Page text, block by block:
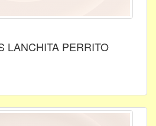
LANCHITA PERRITO